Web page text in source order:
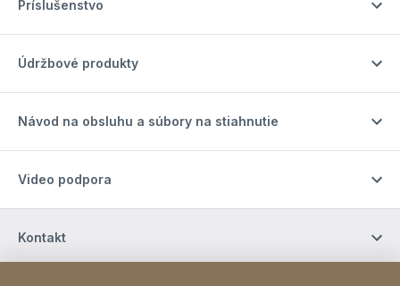
Príslušenstvo
Údržbové produkty
Návod na obsluhu a súbory na stiahnutie
Video podpora
Kontakt